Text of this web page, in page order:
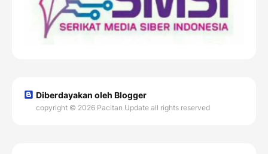
Diberdayakan oleh Blogger
copyright © 2026 Pacitan Update all rights reserved